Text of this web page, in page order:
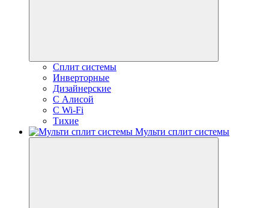
Сплит системы
Инверторные
Дизайнерские
С Алисой
C Wi-Fi
Тихие
Мульти сплит системы